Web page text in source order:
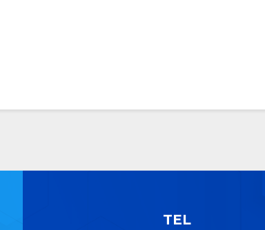
TEL